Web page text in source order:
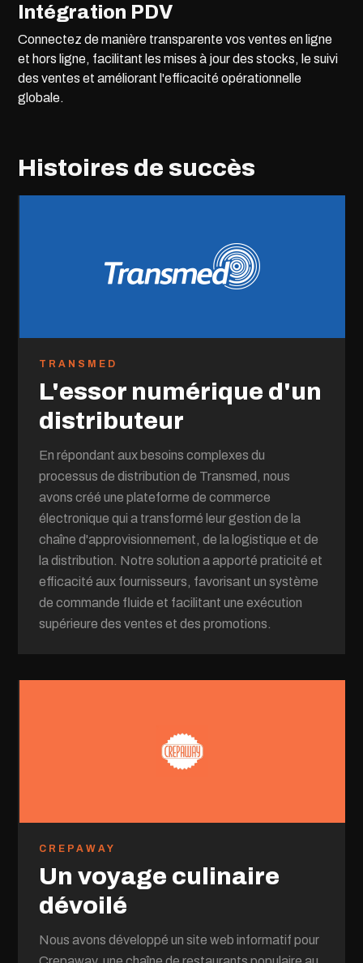
Intégration PDV
Connectez de manière transparente vos ventes en ligne
et hors ligne, facilitant les mises à jour des stocks, le suivi
des ventes et améliorant l'efficacité opérationnelle
globale.
Histoires de succès
TRANSMED
L'essor numérique d'un
distributeur
En répondant aux besoins complexes du
processus de distribution de Transmed, nous
avons créé une plateforme de commerce
électronique qui a transformé leur gestion de la
chaîne d'approvisionnement, de la logistique et de
la distribution. Notre solution a apporté praticité et
efficacité aux fournisseurs, favorisant un système
de commande fluide et facilitant une exécution
supérieure des ventes et des promotions.
CREPAWAY
Un voyage culinaire
dévoilé
Nous avons développé un site web informatif pour